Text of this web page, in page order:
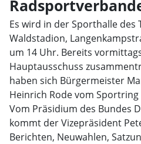
Es wird in der Sporthalle des
Waldstadion,
um 14 Uhr. Bereits
Hauptausschuss
haben sich Bürgermeister
Heinrich Rode vom
Vom Präsidium des Bundes
kommt der Vizepräsident
Berichten, Neuwahlen,